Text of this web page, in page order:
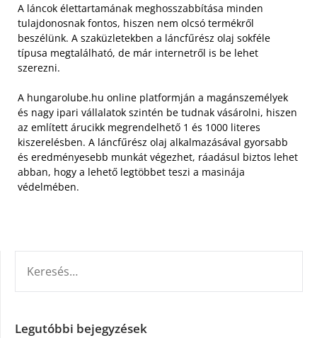
A láncok élettartamának meghosszabbítása minden
tulajdonosnak fontos, hiszen nem olcsó termékről
beszélünk. A szaküzletekben a láncfűrész olaj sokféle
típusa megtalálható, de már internetről is be lehet
szerezni.
A hungarolube.hu online platformján a magánszemélyek
és nagy ipari vállalatok szintén be tudnak vásárolni, hiszen
az említett árucikk megrendelhető 1 és 1000 literes
kiszerelésben. A láncfűrész olaj alkalmazásával gyorsabb
és eredményesebb munkát végezhet, ráadásul biztos lehet
abban, hogy a lehető legtöbbet teszi a masinája
védelmében.
Legutóbbi bejegyzések